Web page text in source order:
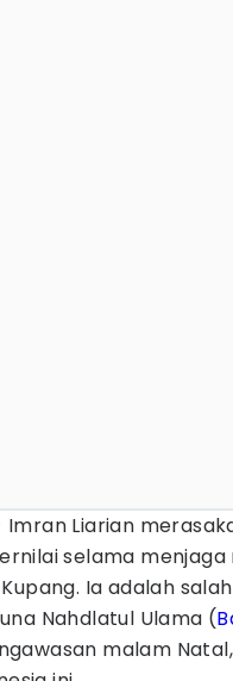
Imran Liarian
selama menjaga
Ia adalah
Nahdlatul Ulama (
malam